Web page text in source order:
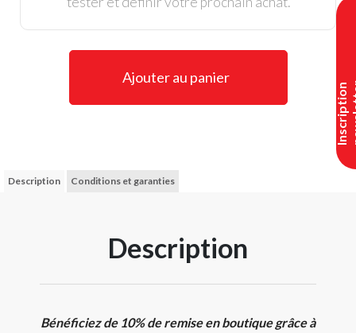
I
n
s
c
r
i
p
t
i
o
n
n
e
w
s
l
e
t
t
e
Ajouter au panier
Description Conditions et garanties
Description
Bénéficiez de 10% de remise en boutique grâce à